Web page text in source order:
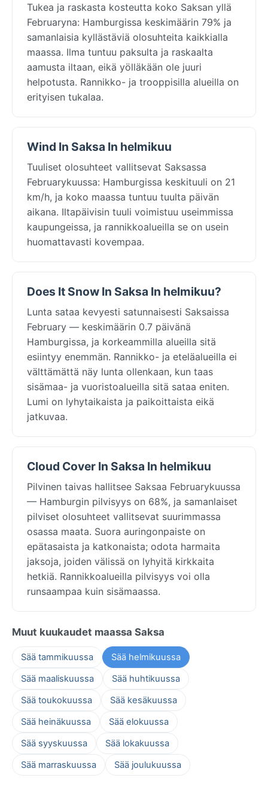
Tukea ja raskasta kosteutta koko Saksan yllä
Februaryna: Hamburgissa keskimäärin 79% ja
samanlaisia kyllästäviä olosuhteita kaikkialla
maassa. Ilma tuntuu paksulta ja raskaalta
aamusta iltaan, eikä yölläkään ole juuri
helpotusta. Rannikko- ja trooppisilla alueilla on
erityisen tukalaa.
Wind In Saksa In helmikuu
Tuuliset olosuhteet vallitsevat Saksassa
Februarykuussa: Hamburgissa keskituuli on 21
km/h, ja koko maassa tuntuu tuulta päivän
aikana. Iltapäivisin tuuli voimistuu useimmissa
kaupungeissa, ja rannikkoalueilla se on usein
huomattavasti kovempaa.
Does It Snow In Saksa In helmikuu?
Lunta sataa kevyesti satunnaisesti Saksaissa
February — keskimäärin 0.7 päivänä
Hamburgissa, ja korkeammilla alueilla sitä
esiintyy enemmän. Rannikko- ja eteläalueilla ei
välttämättä näy lunta ollenkaan, kun taas
sisämaa- ja vuoristoalueilla sitä sataa eniten.
Lumi on lyhytaikaista ja paikoittaista eikä
jatkuvaa.
Cloud Cover In Saksa In helmikuu
Pilvinen taivas hallitsee Saksaa Februarykuussa
— Hamburgin pilvisyys on 68%, ja samanlaiset
pilviset olosuhteet vallitsevat suurimmassa
osassa maata. Suora auringonpaiste on
epätasaista ja katkonaista; odota harmaita
jaksoja, joiden välissä on lyhyitä kirkkaita
hetkiä. Rannikkoalueilla pilvisyys voi olla
runsaampaa kuin sisämaassa.
Muut kuukaudet maassa Saksa
Sää tammikuussa
Sää helmikuussa
Sää maaliskuussa
Sää huhtikuussa
Sää toukokuussa
Sää kesäkuussa
Sää heinäkuussa
Sää elokuussa
Sää syyskuussa
Sää lokakuussa
Sää marraskuussa
Sää joulukuussa